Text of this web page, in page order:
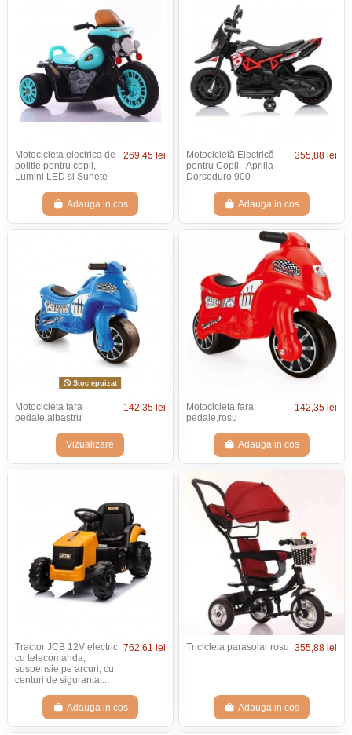
Motocicleta electrica de
politie pentru copii,
Lumini LED si Sunete
269,45 lei
Adauga in cos
Motocicletă Electrică
pentru Copii - Aprilia
Dorsoduro 900
355,88 lei
Adauga in cos
Stoc epuizat
Motocicleta fara
pedale,albastru
142,35 lei
Vizualizare
Motocicleta fara
pedale,rosu
142,35 lei
Adauga in cos
Tractor JCB 12V electric
cu telecomanda,
suspensie pe arcuri, cu
centuri de siguranta,...
762,61 lei
Adauga in cos
Tricicleta parasolar rosu 355,88 lei
Adauga in cos